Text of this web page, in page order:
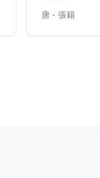
唐 - 張籍